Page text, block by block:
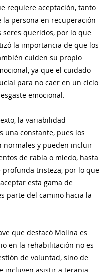
requiere aceptación, tanto
la persona en recuperación
seres queridos, por lo que
la importancia de que los
cuiden su propio
ya que el cuidado
para no caer en un ciclo
emocional.
la variabilidad
una constante, pues los
normales y pueden incluir
de rabia o miedo, hasta
profunda tristeza, por lo que
esta gama de
parte del camino hacia la
que destacó Molina es
en la rehabilitación no es
de voluntad, sino de
incluyen asistir a terapia,